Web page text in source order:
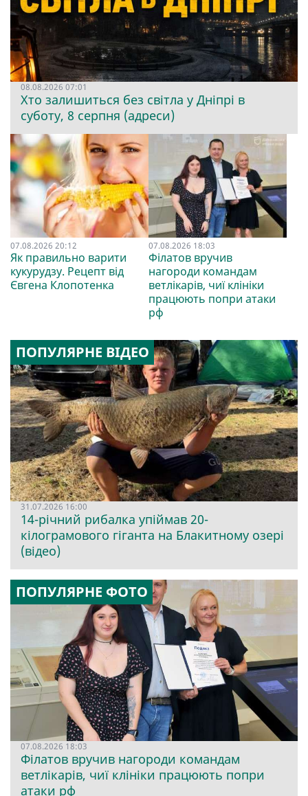
08.08.2026 07:01
Хто залишиться без світла у Дніпрі в
суботу, 8 серпня (адреси)
07.08.2026 20:12
Як правильно варити
кукурудзу. Рецепт від
Євгена Клопотенка
07.08.2026 18:03
Філатов вручив
нагороди командам
ветлікарів, чиї клініки
працюють попри атаки
рф
ПОПУЛЯРНЕ ВІДЕО
31.07.2026 16:00
14-річний рибалка упіймав 20-
кілограмового гіганта на Блакитному озері
(відео)
ПОПУЛЯРНЕ ФОТО
07.08.2026 18:03
Філатов вручив нагороди командам
ветлікарів, чиї клініки працюють попри
атаки рф